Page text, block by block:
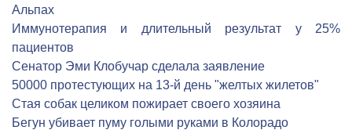
Альпах
Иммунотерапия и длительный результат у 25%
пациентов
Сенатор Эми Клобучар сделала заявление
50000 протестующих на 13-й день "желтых жилетов"
Стая собак целиком пожирает своего хозяина
Бегун убивает пуму голыми руками в Колорадо